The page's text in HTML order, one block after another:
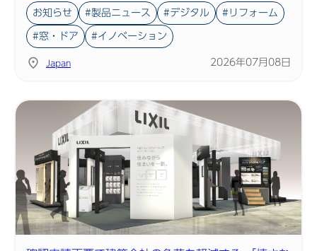
お知らせ #製品ニュース #デジタル #リフォーム
#窓・ドア #イノベーション
Japan 2026年07月08日